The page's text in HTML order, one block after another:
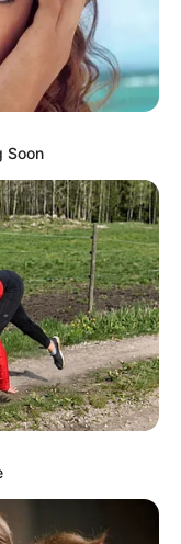
de54 viajes
una amplia
proveniente del
con27 viajes
en90.000
mercado
familiar, el
oferta de
el
de proteínas, la
se resaltó la
Soon